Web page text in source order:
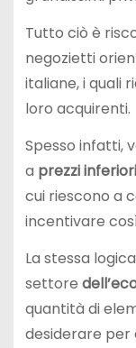
Tutto ciò è
negozietti
italiane, i quali
loro acquirenti.
Spesso infatti,
a prezzi
cui riescono a
incentivare
La stessa
settore
quantità di
desiderare per